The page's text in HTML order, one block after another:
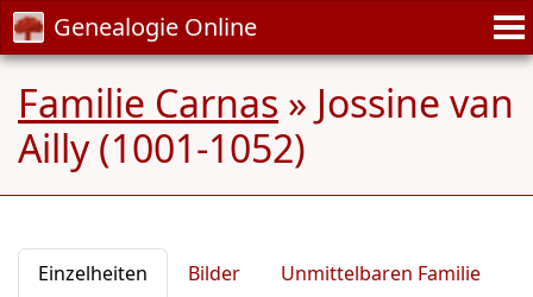
Genealogie Online
Familie Carnas » Jossine van
Ailly (1001-1052)
Einzelheiten Bilder
Unmittelbaren Familie